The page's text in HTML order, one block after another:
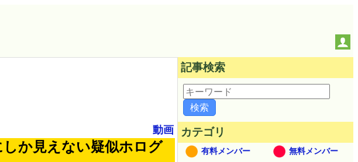
動画
か見えない疑似ホログ
記事検索
カテゴリ
有料メンバー
無料メンバー